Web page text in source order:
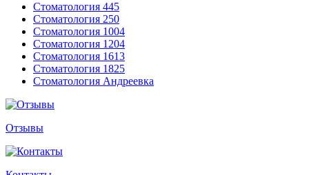
Стоматология 445
Стоматология 250
Стоматология 1004
Стоматология 1204
Стоматология 1613
Стоматология 1825
Стоматология Андреевка
Отзывы